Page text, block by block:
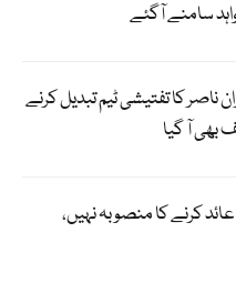
سامنے آگئے
کا تفتیشی ٹیم تبدیل کرنے
بھی آ گیا
عائد کرنے کا منصوبہ نہیں،